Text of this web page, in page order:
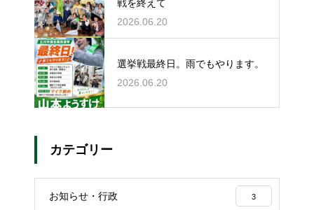
戦を終えて
2026.06.20
選挙戦最終日。雨でもやります。
2026.06.20
カテゴリー
お知らせ・行政 3